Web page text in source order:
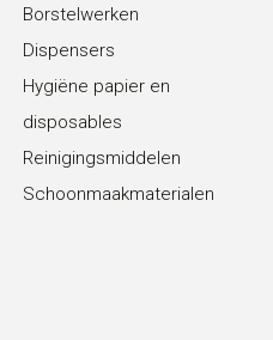
Borstelwerken
Dispensers
Hygiëne papier en
disposables
Reinigingsmiddelen
Schoonmaakmaterialen